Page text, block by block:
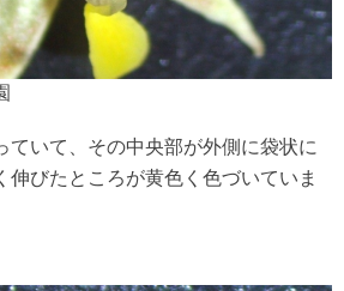
ていて、その中央部が外側に袋状に
伸びたところが黄色く色づいていま